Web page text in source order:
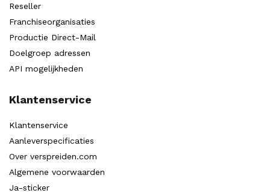
Reseller
Franchiseorganisaties
Productie Direct-Mail
Doelgroep adressen
API mogelijkheden
Klantenservice
Klantenservice
Aanleverspecificaties
Over verspreiden.com
Algemene voorwaarden
Ja-sticker